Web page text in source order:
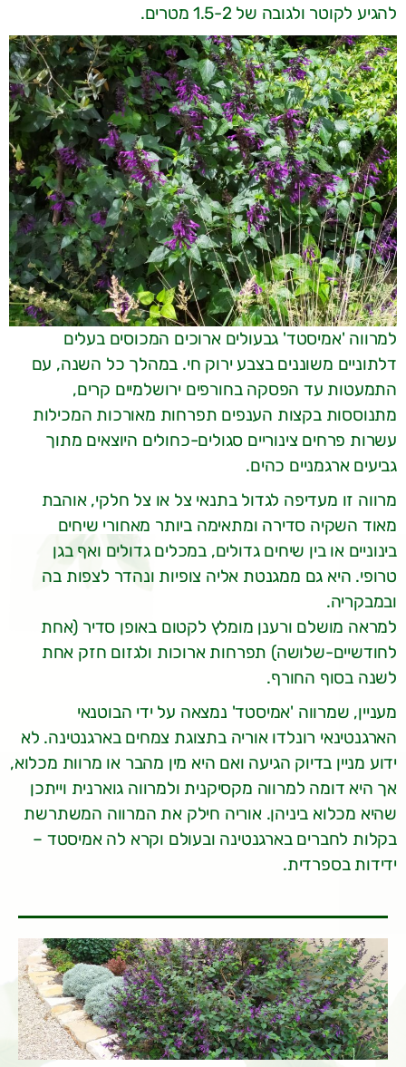
להגיע לקוטר ולגובה של 1.5-2 מטרים.
למרווה 'אמיסטד' גבעולים ארוכים המכוסים בעלים
דלתוניים משוננים בצבע ירוק חי. במהלך כל השנה, עם
התמעטות עד הפסקה בחורפים ירושלמיים קרים,
מתנוססות בקצות הענפים תפרחות מאורכות המכילות
עשרות פרחים צינוריים סגולים-כחולים היוצאים מתוך
גביעים ארגמניים כהים.
מרווה זו מעדיפה לגדול בתנאי צל או צל חלקי, אוהבת
מאוד השקיה סדירה ומתאימה ביותר מאחורי שיחים
בינוניים או בין שיחים גדולים, במכלים גדולים ואף בגן
טרופי. היא גם ממגנטת אליה צופיות ונהדר לצפות בה
ובמבקריה.
למראה מושלם ורענן מומלץ לקטום באופן סדיר (אחת
לחודשיים-שלושה) תפרחות ארוכות ולגזום חזק אחת
לשנה בסוף החורף.
מעניין, שמרווה 'אמיסטד' נמצאה על ידי הבוטנאי
הארגנטינאי רונלדו אוריה בתצוגת צמחים בארגנטינה. לא
ידוע מניין בדיוק הגיעה ואם היא מין מהבר או מרוות מכלוא,
אך היא דומה למרווה מקסיקנית ולמרווה גוארנית וייתכן
שהיא מכלוא ביניהן. אוריה חילק את המרווה המשתרשת
בקלות לחברים בארגנטינה ובעולם וקרא לה אמיסטד –
ידידות בספרדית.